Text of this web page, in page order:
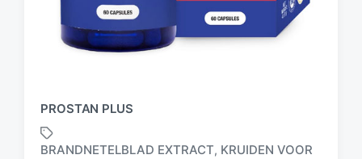
PROSTAN PLUS
BRANDNETELBLAD EXTRACT, KRUIDEN VOOR